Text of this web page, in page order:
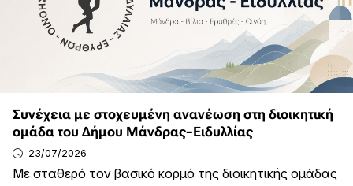
Συνέχεια με στοχευμένη ανανέωση στη διοικητική
ομάδα του Δήμου Μάνδρας–Ειδυλλίας
23/07/2026
Με σταθερό τον βασικό κορμό της διοικητικής ομάδας